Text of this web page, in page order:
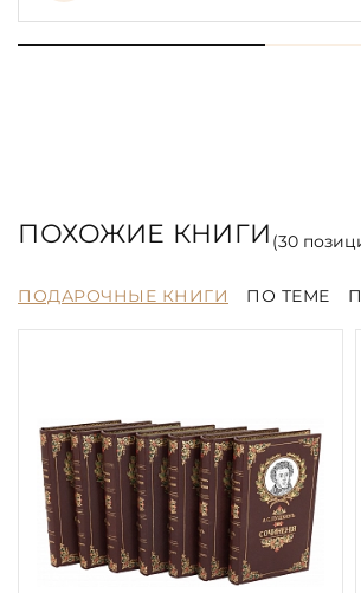
ПОХОЖИЕ КНИГИ (30
ПОДАРОЧНЫЕ КНИГИ ПО ТЕМЕ